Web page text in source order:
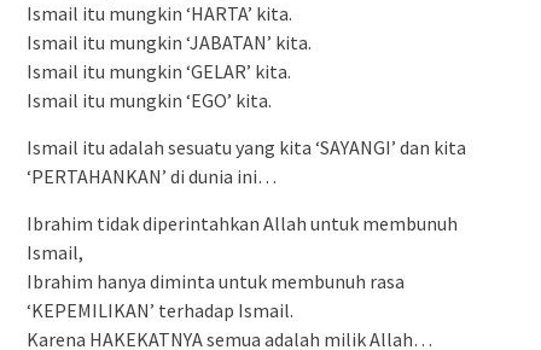
Ismail itu mungkin ‘HARTA’ kita.
Ismail itu mungkin ‘JABATAN’ kita.
Ismail itu mungkin ‘GELAR’ kita.
Ismail itu mungkin ‘EGO’ kita.
Ismail itu adalah sesuatu yang kita ‘SAYANGI’ dan kita
‘PERTAHANKAN’ di dunia ini…
Ibrahim tidak diperintahkan Allah untuk membunuh
Ismail,
Ibrahim hanya diminta untuk membunuh rasa
‘KEPEMILIKAN’ terhadap Ismail.
Karena HAKEKATNYA semua adalah milik Allah…